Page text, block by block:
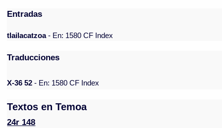
Entradas
tlailacatzoa- En: 1580 CF Index
Traducciones
X-36 52 - En: 1580 CF Index
Textos en Temoa
24r 148